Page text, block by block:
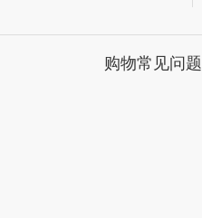
购物常见问题